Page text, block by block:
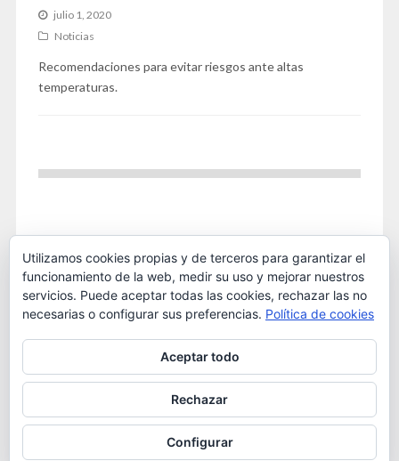
julio 1, 2020
Noticias
Recomendaciones para evitar riesgos ante altas
temperaturas.
Este obra está bajo unalicencia de Creative Commons
Reconocimiento-NoComercial 4.0 Internacional. 2016
OSTA
Utilizamos cookies propias y de terceros para garantizar el
funcionamiento de la web, medir su uso y mejorar nuestros
servicios. Puede aceptar todas las cookies, rechazar las no
necesarias o configurar sus preferencias. Política de cookies
Aceptar todo
Rechazar
Configurar